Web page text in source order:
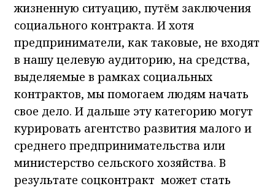
жизненную ситуацию, путём заключения
социального контракта. И хотя
предприниматели, как таковые, не входят
в нашу целевую аудиторию, на средства,
выделяемые в рамках социальных
контрактов, мы помогаем людям начать
свое дело. И дальше эту категорию могут
курировать агентство развития малого и
среднего предпринимательства или
министерство сельского хозяйства. В
результате соцконтракт может стать